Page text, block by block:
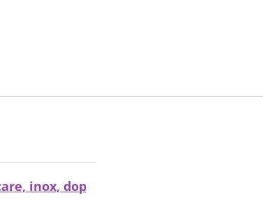
inox, dop din pluta naturala,